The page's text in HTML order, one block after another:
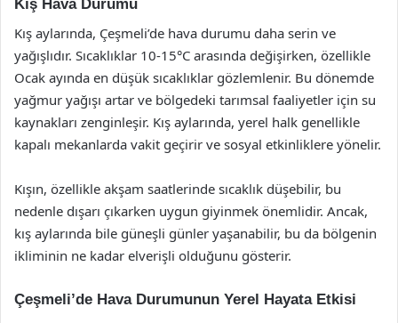
Kış Hava Durumu
Kış aylarında, Çeşmeli’de hava durumu daha serin ve
yağışlıdır. Sıcaklıklar 10-15°C arasında değişirken, özellikle
Ocak ayında en düşük sıcaklıklar gözlemlenir. Bu dönemde
yağmur yağışı artar ve bölgedeki tarımsal faaliyetler için su
kaynakları zenginleşir. Kış aylarında, yerel halk genellikle
kapalı mekanlarda vakit geçirir ve sosyal etkinliklere yönelir.
Kışın, özellikle akşam saatlerinde sıcaklık düşebilir, bu
nedenle dışarı çıkarken uygun giyinmek önemlidir. Ancak,
kış aylarında bile güneşli günler yaşanabilir, bu da bölgenin
ikliminin ne kadar elverişli olduğunu gösterir.
Çeşmeli’de Hava Durumunun Yerel Hayata Etkisi